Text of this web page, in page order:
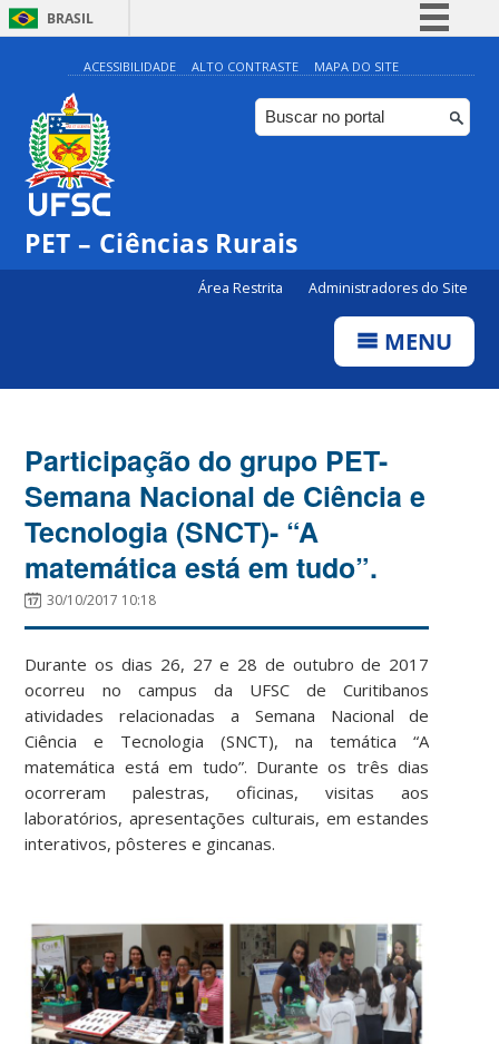
BRASIL
Simplifique!
Comunica BR
Participe
ACESSIBILIDADE ALTO CONTRASTE MAPA DO SITE
PET – Ciências Rurais
Área Restrita Administradores do Site
MENU
Participação do grupo PET-
Semana Nacional de Ciência e
Tecnologia (SNCT)- “A
matemática está em tudo”.
30/10/2017 10:18
Durante os dias 26, 27 e 28 de outubro de 2017
ocorreu no campus da UFSC de Curitibanos
atividades relacionadas a Semana Nacional de
Ciência e Tecnologia (SNCT), na temática “A
matemática está em tudo”. Durante os três dias
ocorreram palestras, oficinas, visitas aos
laboratórios, apresentações culturais, em estandes
interativos, pôsteres e gincanas.